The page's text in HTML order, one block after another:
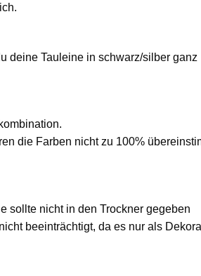
deine Tauleine in schwarz/silber ganz
die Farben nicht zu 100%
sollte nicht in den Trockner gegeben
beeinträchtigt, da es nur als